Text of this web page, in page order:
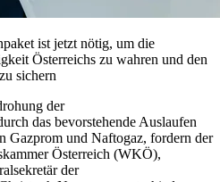
ist jetzt nötig, um die
Österreichs zu wahren und den
sichern
der
das bevorstehende Auslaufen
Gazprom und Naftogaz, fordern der
Österreich (WKÖ),
der